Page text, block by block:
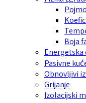
Boja
Pasivne
Obnovljivi
Grijanje
Izolacijski